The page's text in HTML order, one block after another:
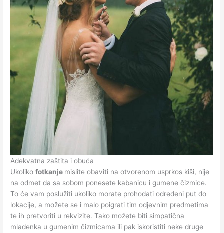
Adekvatna zaštita i obuća
Ukolikofotkanje mislite obaviti na otvorenom usprkos kiši, nije
na odmet da sa sobom ponesete kabanicu i gumene čizmice.
To će vam poslužiti ukoliko morate prohodati određeni put do
lokacije, a možete se i malo poigrati tim odjevnim predmetima
te ih pretvoriti u rekvizite. Tako možete biti simpatična
mladenka u gumenim čizmicama ili pak iskoristiti neke druge